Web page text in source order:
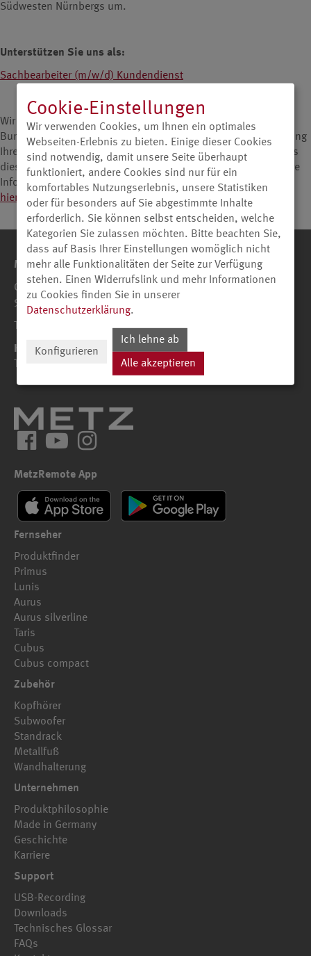
Südwesten Nürnbergs um.
Unterstützen Sie uns als:
Sachbearbeiter (m/w/d) Kundendienst
Wir verarbeiten Ihre Daten im Rahmen des
Bundesdatenschutzgesetzes EDV-gestützt. Mit der Übersendung
Ihrer Daten an uns erklären Sie sich damit einverstanden, dass
diese elektronisch gespeichert und verarbeitet werden. Weitere
Informationen zur Verarbeitung von Bewerberdaten finden Sie
hier.
Metz Consumer Electronics GmbH
Ohmstraße 55
90513 Zirndorf
Telefon +49 911-9706-0
Kundenservice
Telefon +49 911 - 9706-180
FacebookYouTubeInstagram
MetzRemote App
Fernseher
Produktfinder
Primus
Lunis
Aurus
Aurus silverline
Taris
Cubus
Cubus compact
Zubehör
Kopfhörer
Subwoofer
Standrack
Metallfuß
Wandhalterung
Unternehmen
Produktphilosophie
Made in Germany
Geschichte
Karriere
Support
USB-Recording
Downloads
Technisches Glossar
FAQs
Cookie-Einstellungen
Wir verwenden Cookies, um Ihnen ein optimales
Webseiten-Erlebnis zu bieten. Einige dieser Cookies
sind notwendig, damit unsere Seite überhaupt
funktioniert, andere Cookies sind nur für ein
komfortables Nutzungserlebnis, unsere Statistiken
oder für besonders auf Sie abgestimmte Inhalte
erforderlich. Sie können selbst entscheiden, welche
Kategorien Sie zulassen möchten. Bitte beachten Sie,
dass auf Basis Ihrer Einstellungen womöglich nicht
mehr alle Funktionalitäten der Seite zur Verfügung
stehen. Einen Widerrufslink und mehr Informationen
zu Cookies finden Sie in unserer
Datenschutzerklärung.
Konfigurieren
Ich lehne ab
Alle akzeptieren